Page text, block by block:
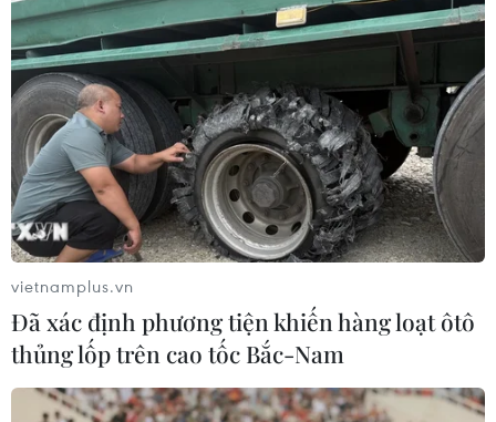
Nhiều người còn tìm được nơi rào bị gãy để chui vào bên trong.
vietnamplus.vn
Đã xác định phương tiện khiến hàng loạt ôtô
thủng lốp trên cao tốc Bắc-Nam